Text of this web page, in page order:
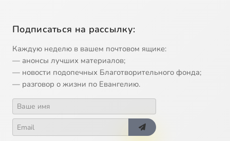
Подписаться на рассылку:
Каждую неделю в вашем почтовом ящике:
— анонсы лучших материалов;
— новости подопечных Благотворительного фонда;
— разговор о жизни по Евангелию.